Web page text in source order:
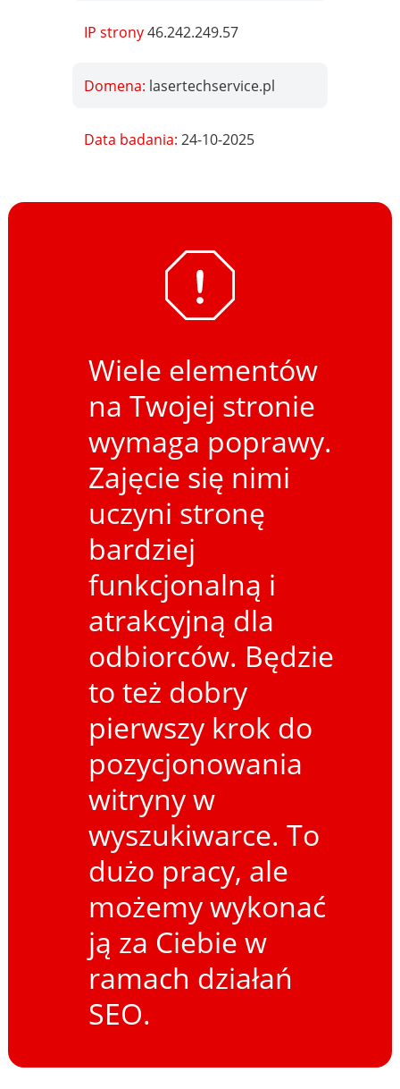
IP strony46.242.249.57
Domena: lasertechservice.pl
Data badania:24-10-2025
Wiele elementów
na Twojej stronie
wymaga poprawy.
Zajęcie się nimi
uczyni stronę
bardziej
funkcjonalną i
atrakcyjną dla
odbiorców. Będzie
to też dobry
pierwszy krok do
pozycjonowania
witryny w
wyszukiwarce. To
dużo pracy, ale
możemy wykonać
ją za Ciebie w
ramach działań
SEO.